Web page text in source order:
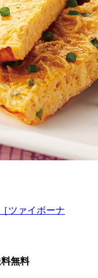
ツァイボーナ
無料